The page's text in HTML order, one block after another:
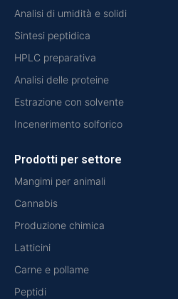
Analisi di umidità e solidi
Sintesi peptidica
HPLC preparativa
Analisi delle proteine
Estrazione con solvente
Incenerimento solforico
Prodotti per settore
Mangimi per animali
Cannabis
Produzione chimica
Latticini
Carne e pollame
Peptidi